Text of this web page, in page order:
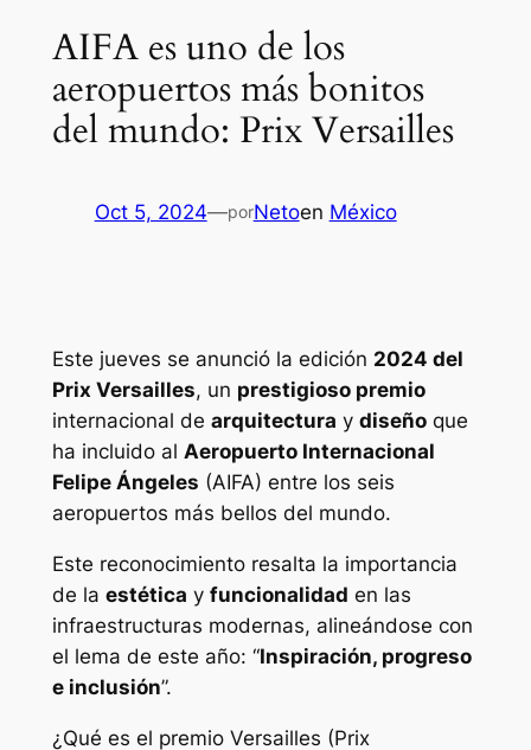
AIFA es uno de los
aeropuertos más bonitos
del mundo: Prix Versailles
Oct 5, 2024—porNetoen México
Este jueves se anunció la edición 2024 del
Prix Versailles, un prestigioso premio
internacional de arquitectura y diseñoque
ha incluido al Aeropuerto Internacional
Felipe Ángeles (AIFA) entre los seis
aeropuertos más bellos del mundo.
Este reconocimiento resalta la importancia
de la estética y funcionalidad en las
infraestructuras modernas, alineándose con
el lema de este año: “Inspiración, progreso
e inclusión”.
¿Qué es el premio Versailles (Prix